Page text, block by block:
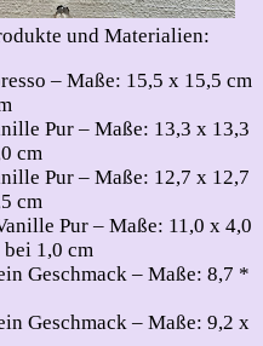
und Materialien:
– Maße: 15,5 x 15,5 cm
Pur – Maße: 13,3 x 13,3
cm
Pur – Maße: 12,7 x 12,7
cm
Pur – Maße: 11,0 x 4,0
1,0 cm
Geschmack – Maße: 8,7 *
Geschmack – Maße: 9,2 x